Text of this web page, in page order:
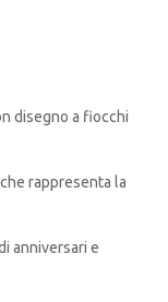
disegno a fiocchi
rappresenta la
anniversari e